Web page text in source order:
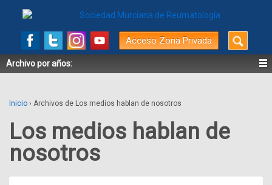
Acceso Zona Privada
Buscar
por:
Archivo por años:
Inicio › Archivos de Los medios hablan de nosotros
Los medios hablan de
nosotros